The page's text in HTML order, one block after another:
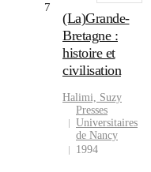
7
(La)Grande-
Bretagne :
histoire et
civilisation
Halimi, Suzy
Presses
Universitaires
de Nancy
1994